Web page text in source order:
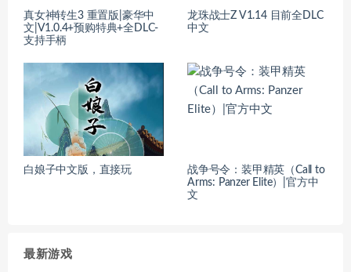
真女神转生3 重置版|豪华中
文|V1.0.4+预购特典+全DLC-
支持手柄
龙珠战士Z V1.14 目前全DLC
中文
白娘子中文版，直接玩
战争号令：装甲精英（Call to
Arms: Panzer Elite）|官方中
文
最新游戏